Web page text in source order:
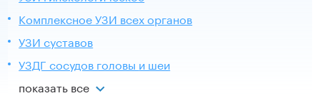
Комплексное УЗИ всех органов
УЗИ суставов
УЗДГ сосудов головы и шеи
показать все